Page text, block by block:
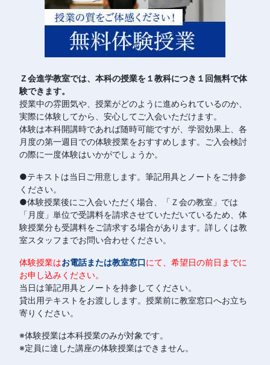
Ｚ会進学教室では、本科の授業を１教科につき１回無料で体
験できます。
授業中の雰囲気や、授業がどのように進められているのか、
実際に体験してから、安心してご入会いただけます。
体験は本科開講時であれば随時可能ですが、学習効果上、各
月度の第一週目での体験授業をおすすめします。ご入会検討
の際に一度体験はいかがでしょうか。
●テキストは当日ご用意します。筆記用具とノートをご持参
ください。
●体験授業後にご入会いただく場合、「Ｚ会の教室」では
「月度」単位で受講料を請求させていただいているため、体
験授業分も受講料をご請求する場合があります。詳しくは教
室スタッフまでお問い合わせください。
体験授業はお電話または教室窓口にて、希望日の前日までに
お申し込みください。
当日は筆記用具とノートを持参してください。
貸出用テキストをお渡しします。授業前に教室窓口へお立ち
寄りください。
※体験授業は本科授業のみが対象です。
※定員に達した講座の体験授業はできません。